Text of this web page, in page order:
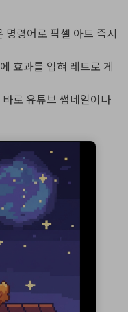
명령어로 픽셀 아트 즉시
효과를 입혀 레트로 게
로 유튜브 썸네일이나